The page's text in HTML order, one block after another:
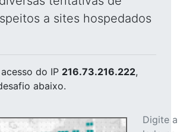
a sites hospedados
do IP 216.73.216.222,
abaixo.
Digite